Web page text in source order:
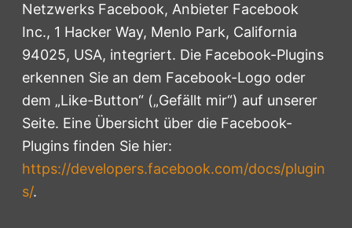
Netzwerks Facebook, Anbieter Facebook
Inc., 1 Hacker Way, Menlo Park, California
94025, USA, integriert. Die Facebook-Plugins
erkennen Sie an dem Facebook-Logo oder
dem „Like-Button“ („Gefällt mir“) auf unserer
Seite. Eine Übersicht über die Facebook-
Plugins finden Sie hier:
https://developers.facebook.com/docs/plugin
s/.